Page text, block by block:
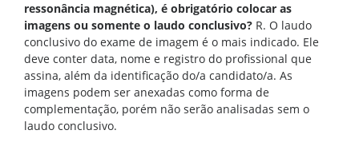
ressonância magnética), é obrigatório colocar as
imagens ou somente o laudo conclusivo? R. O laudo
conclusivo do exame de imagem é o mais indicado. Ele
deve conter data, nome e registro do profissional que
assina, além da identificação do/a candidato/a. As
imagens podem ser anexadas como forma de
complementação, porém não serão analisadas sem o
laudo conclusivo.